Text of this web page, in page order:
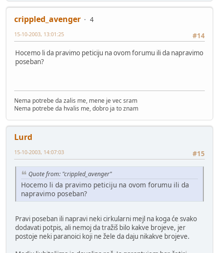
crippled_avenger
4
#14
15-10-2003, 13:01:25
Hocemo li da pravimo peticiju na ovom forumu ili da napravimo
poseban?
Nema potrebe da zalis me, mene je vec sram
Nema potrebe da hvalis me, dobro ja to znam
Lurd
#15
15-10-2003, 14:07:03
Quote from: "crippled_avenger"
Hocemo li da pravimo peticiju na ovom forumu ili da
napravimo poseban?
Pravi poseban ili napravi neki cirkularni mejl na koga će svako
dodavati potpis, ali nemoj da tražiš bilo kakve brojeve, jer
postoje neki paranoici koji ne žele da daju nikakve brojeve.